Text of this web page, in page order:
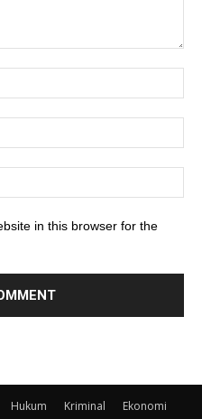
in this browser for the
Hukum Kriminal
Ekonomi